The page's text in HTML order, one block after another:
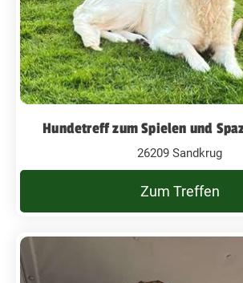
Hundetreff zum Spielen und
26209 Sandkrug
Zum Treffen